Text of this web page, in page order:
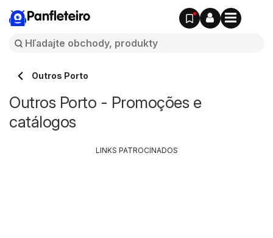
Panfleteiro
Outros Porto
Outros Porto - Promoções e
catálogos
LINKS PATROCINADOS